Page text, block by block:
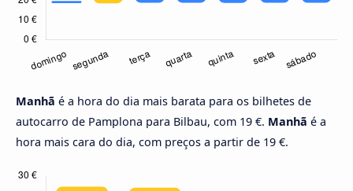
Manhã é a hora do dia mais barata para os bilhetes de
autocarro de Pamplona para Bilbau, com 19 €. Manhã é a
hora mais cara do dia, com preços a partir de 19 €.